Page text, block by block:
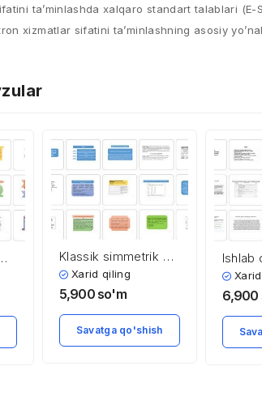
ta’minlashda xalqaro standart talablari (E-
xizmatlar sifatini ta’minlashning asosiy
Klassik simmetrik va
zamonaviy
simmetrik
Xarid qiling
5,900 so'm
Savatga qo'shish
Ishlab
6,900